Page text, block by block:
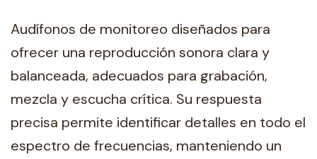
Audífonos de monitoreo diseñados para
ofrecer una reproducción sonora clara y
balanceada, adecuados para grabación,
mezcla y escucha crítica. Su respuesta
precisa permite identificar detalles en todo el
espectro de frecuencias, manteniendo un